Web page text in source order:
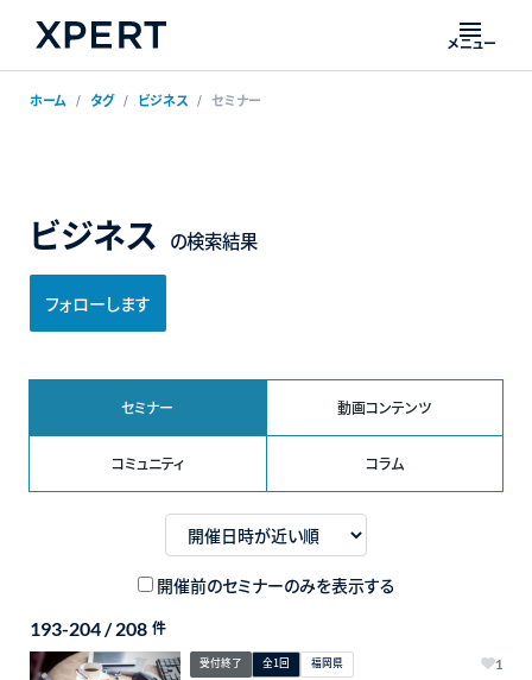
メニュー
ホーム タグ ビジネス セミナー
ビジネス の検索結果
フォローします
セミナー 動画コンテンツ
コミュニティ コラム
開催前のセミナーのみを表示する
193-204 / 208 件
受付終了 全1回 福岡県 1